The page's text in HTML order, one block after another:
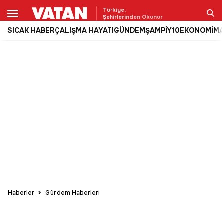
Türkiye,
Şehirlerinden Okunur
SICAK HABERÇALIŞMA HAYATIGÜNDEMŞAMPİY10EKONOMİ
Ara
Haberler Gündem Haberleri